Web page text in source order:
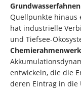
Grundwasserfahnen
Quellpunkte hinaus
hat industrielle
und Tiefsee-
entwickeln, die die
deren Eintrag in die